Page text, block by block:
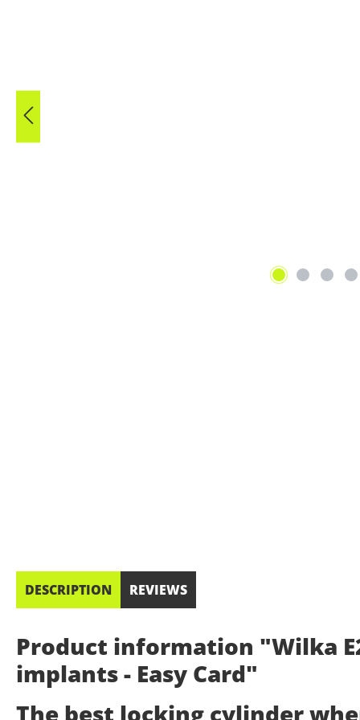
DESCRIPTION REVIEWS
Product information "Wilka
implants - Easy Card"
The best locking cylinder